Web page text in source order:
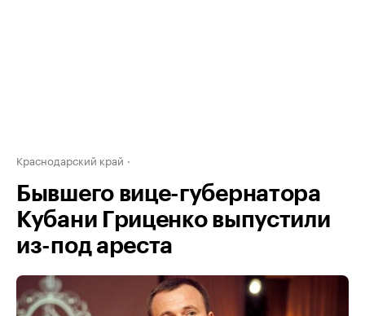
Краснодарский край
Бывшего вице-губернатора
Кубани Гриценко выпустили
из-под ареста